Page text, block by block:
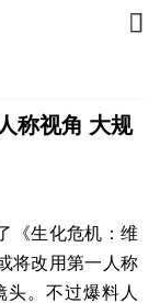

称视角 大规
《生化危机：维
将改用第一人称
。不过爆料人